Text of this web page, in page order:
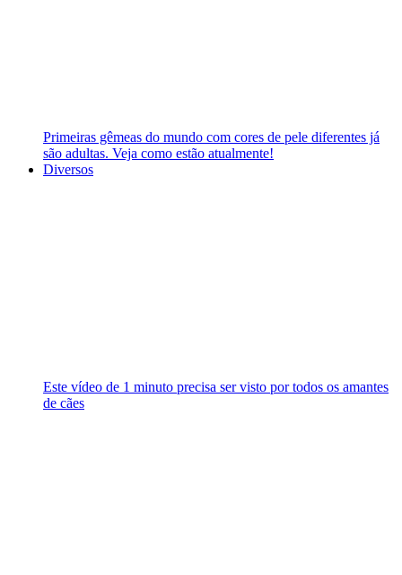
Primeiras gêmeas do mundo com cores de pele diferentes já
são adultas. Veja como estão atualmente!
Diversos
Este vídeo de 1 minuto precisa ser visto por todos os amantes
de cães